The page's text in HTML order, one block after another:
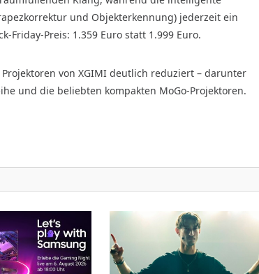
und Objekterkennung) jederzeit ein
Friday-Preis: 1.359 Euro statt 1.999 Euro.
von XGIMI deutlich reduziert – darunter
und die beliebten kompakten MoGo-Projektoren.